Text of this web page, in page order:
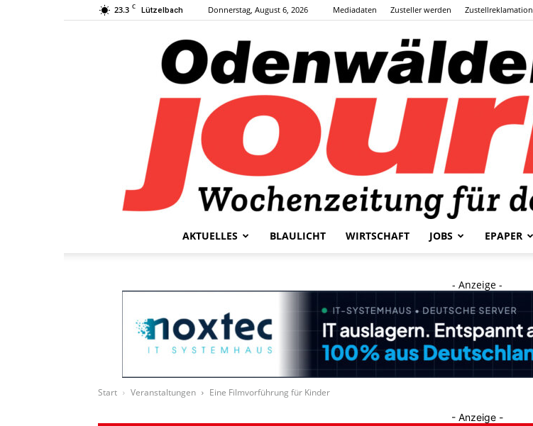
23.3 C Lützelbach Donnerstag, August 6, 2026 Mediadaten Zusteller werden Zustellreklamation
Journal
AKTUELLES BLAULICHT WIRTSCHAFT JOBS EPAPER
- Anzeige -
Start Veranstaltungen Eine Filmvorführung für Kinder
- Anzeige -